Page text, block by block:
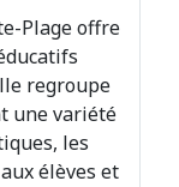
Plage offre
regroupe
une variété
les
élèves et